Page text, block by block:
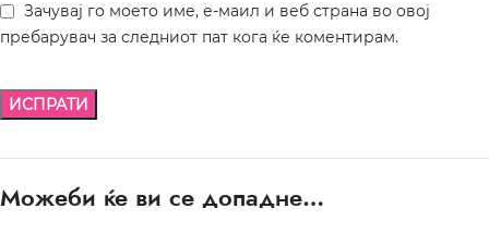
Зачувај го моето име, е-маил и веб страна во овој
пребарувач за следниот пат кога ќе коментирам.
Можеби ќе ви се допадне…